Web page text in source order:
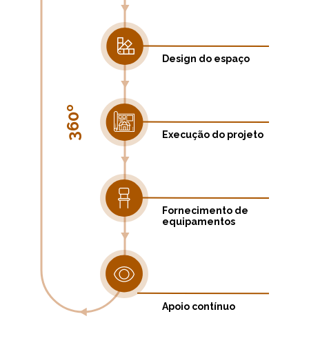
Apoio contínuo
Design do espaço
Execução do projeto
Fornecimento de
equipamentos
360º